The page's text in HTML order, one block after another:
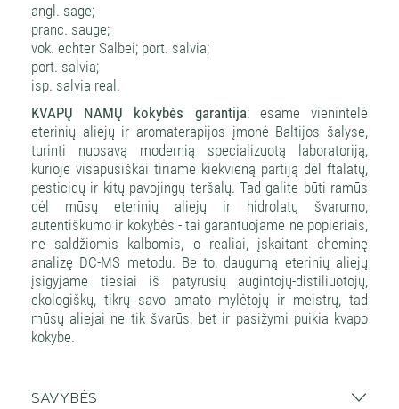
angl. sage;
pranc. sauge;
vok. echter Salbei; port. salvia;
port. salvia;
isp. salvia real.
KVAPŲ NAMŲ kokybės garantija: esame vienintelė
eterinių aliejų ir aromaterapijos įmonė Baltijos šalyse,
turinti nuosavą modernią specializuotą laboratoriją,
kurioje visapusiškai tiriame kiekvieną partiją dėl ftalatų,
pesticidų ir kitų pavojingų teršalų. Tad galite būti ramūs
dėl mūsų eterinių aliejų ir hidrolatų švarumo,
autentiškumo ir kokybės - tai garantuojame ne popieriais,
ne saldžiomis kalbomis, o realiai, įskaitant cheminę
analizę DC-MS metodu. Be to, daugumą eterinių aliejų
įsigyjame tiesiai iš patyrusių augintojų-distiliuotojų,
ekologiškų, tikrų savo amato mylėtojų ir meistrų, tad
mūsų aliejai ne tik švarūs, bet ir pasižymi puikia kvapo
kokybe.
SAVYBĖS